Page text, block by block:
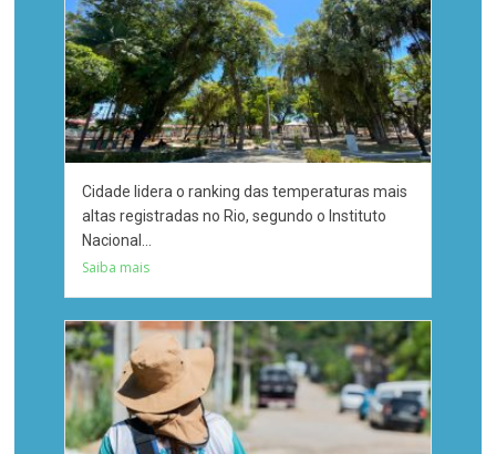
Cidade lidera o ranking das temperaturas mais
altas registradas no Rio, segundo o Instituto
Nacional...
Saiba mais